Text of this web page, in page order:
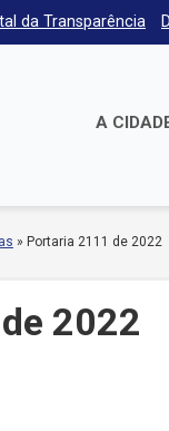
da Transparência
A
» Portaria 2111 de 2022
2022